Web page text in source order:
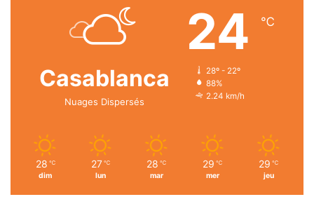
Casablanca
Nuages Dispersés
24 ℃
28º - 22º
88%
2.24 km/h
28 ℃
dim
27 ℃
lun
28 ℃
mar
29 ℃
mer
29 ℃
jeu